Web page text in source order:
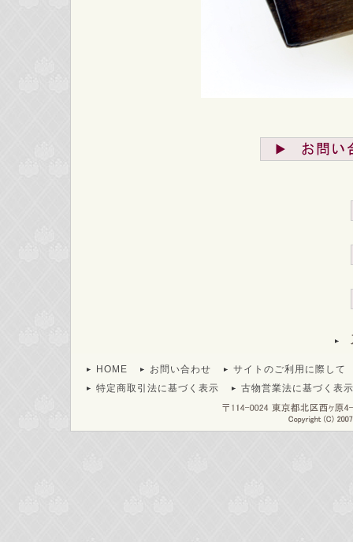
HOME お問い合わせ
サイトのご利用に際して
特定商取引法に基づく表示
古物営業法に基づく表示